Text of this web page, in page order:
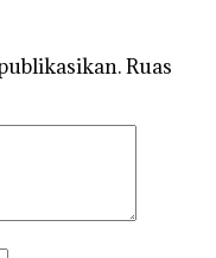
Ruas